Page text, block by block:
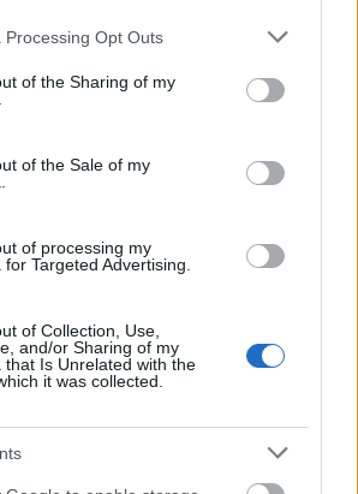
website/app uses one or more Google
or usage behaviour. You may click to
to Google and its third-party tags to
specified purposes in below Google
Processing Opt Outs
of the Sharing of my
of the Sale of my
of processing my
Targeted Advertising.
of Collection, Use,
and/or Sharing of my
that Is Unrelated with the
it was collected.
tenor, Andrea Caré énekelte.
tartana a szólam nagyságától,
mellé lángoló éneklés inkább
társult. Énekmesterei között
jegyzi fel. A légzéstechnikát és
biztos nem tőle tanulta. Ha